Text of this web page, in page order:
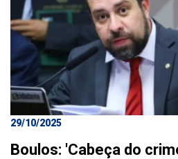
29/10/2025
Boulos: 'Cabeça do